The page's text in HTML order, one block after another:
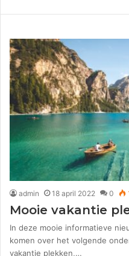
admin 18 april 2022 0
Mooie vakantie
In deze mooie informatieve
komen over het volgende
vakantie plekken,…